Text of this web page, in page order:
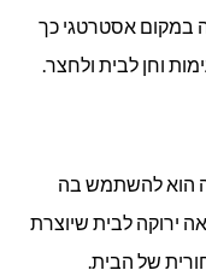
במקום אסטרטגי כך
וחן לבית ולחצר.
הוא להשתמש בה
ירוקה לבית שיוצרת
של הבית.